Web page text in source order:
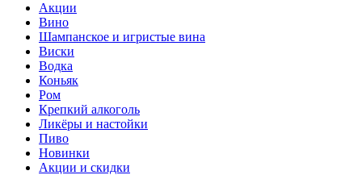
Акции
Вино
Шампанское и игристые вина
Виски
Водка
Коньяк
Ром
Крепкий алкоголь
Ликёры и настойки
Пиво
Новинки
Акции и скидки